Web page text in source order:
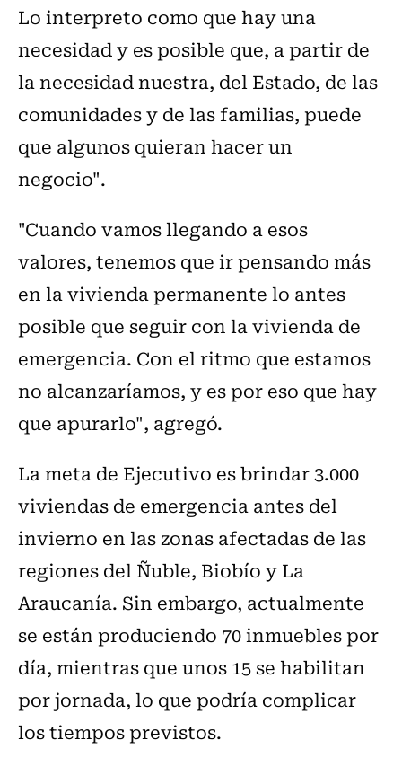
Lo interpreto como que hay una
necesidad y es posible que, a partir de
la necesidad nuestra, del Estado, de las
comunidades y de las familias, puede
que algunos quieran hacer un
negocio".
"Cuando vamos llegando a esos
valores, tenemos que ir pensando más
en la vivienda permanente lo antes
posible que seguir con la vivienda de
emergencia. Con el ritmo que estamos
no alcanzaríamos, y es por eso que hay
que apurarlo", agregó.
La meta de Ejecutivo es brindar 3.000
viviendas de emergencia antes del
invierno en las zonas afectadas de las
regiones del Ñuble, Biobío y La
Araucanía. Sin embargo, actualmente
se están produciendo 70 inmuebles por
día, mientras que unos 15 se habilitan
por jornada, lo que podría complicar
los tiempos previstos.